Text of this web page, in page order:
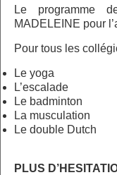
Le programme
MADELEINE pour
Pour tous les
Le yoga
L’escalade
Le badminton
La musculation
Le double Dutch
PLUS